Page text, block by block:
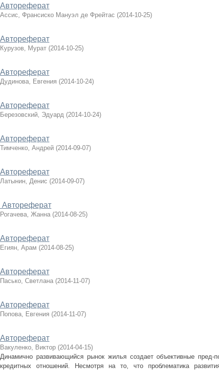
Автореферат
Ассис, Франсиско Мануэл де Фрейтас (2014-10-25)
Автореферат
Курузов, Мурат (2014-10-25)
Автореферат
Дудинова, Евгения (2014-10-24)
Автореферат
Березовский, Эдуард (2014-10-24)
Автореферат
Тимченко, Андрей (2014-09-07)
Автореферат
Латынин, Денис (2014-09-07)
Автореферат
Рогачева, Жанна (2014-08-25)
Автореферат
Егиян, Арам (2014-08-25)
Автореферат
Пасько, Светлана (2014-11-07)
Автореферат
Попова, Евгения (2014-11-07)
Автореферат
Вакуленко, Виктор (2014-04-15)
Динамично развивающийся рынок жилья создает объективные
кредитных отношений. Несмотря на то, что проблематика